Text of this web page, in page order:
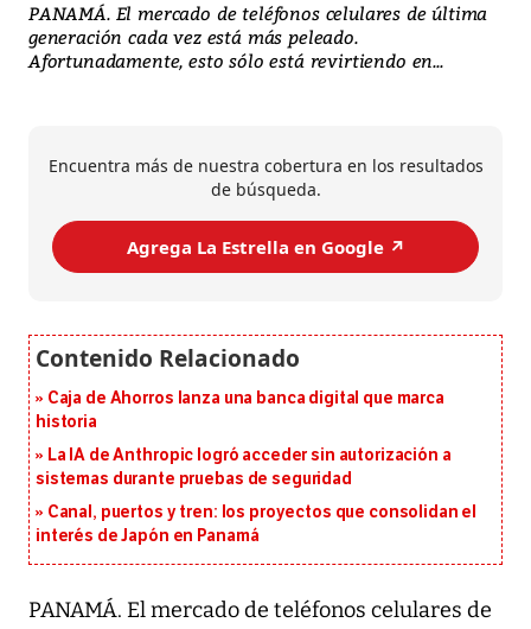
PANAMÁ. El mercado de teléfonos celulares de última
generación cada vez está más peleado.
Afortunadamente, esto sólo está revirtiendo en...
Encuentra más de nuestra cobertura en los resultados
de búsqueda.
Agrega La Estrella en Google ↗️
Caja de Ahorros lanza una banca digital que marca
historia
La IA de Anthropic logró acceder sin autorización a
sistemas durante pruebas de seguridad
Canal, puertos y tren: los proyectos que consolidan el
interés de Japón en Panamá
PANAMÁ. El mercado de teléfonos celulares de